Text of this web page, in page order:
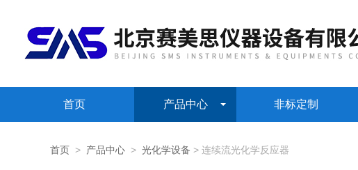
首页 产品中心 非标定制
首页 > 产品中心 > 光化学设备 > 连续流光化学反应器